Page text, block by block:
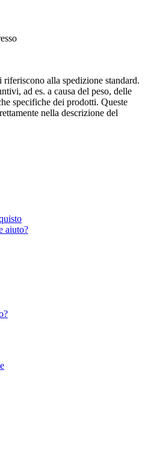
alla spedizione standard.
ad es. a causa del peso, delle
specifiche dei prodotti. Queste
nella descrizione del
aiuto?